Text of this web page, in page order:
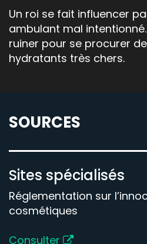
Un roi se fait influencer
ambulant mal intentionné.
ruiner pour se procurer
hydratants très chers.
SOURCES
Sites spécialisés
Réglementation sur
cosmétiques
Consulter